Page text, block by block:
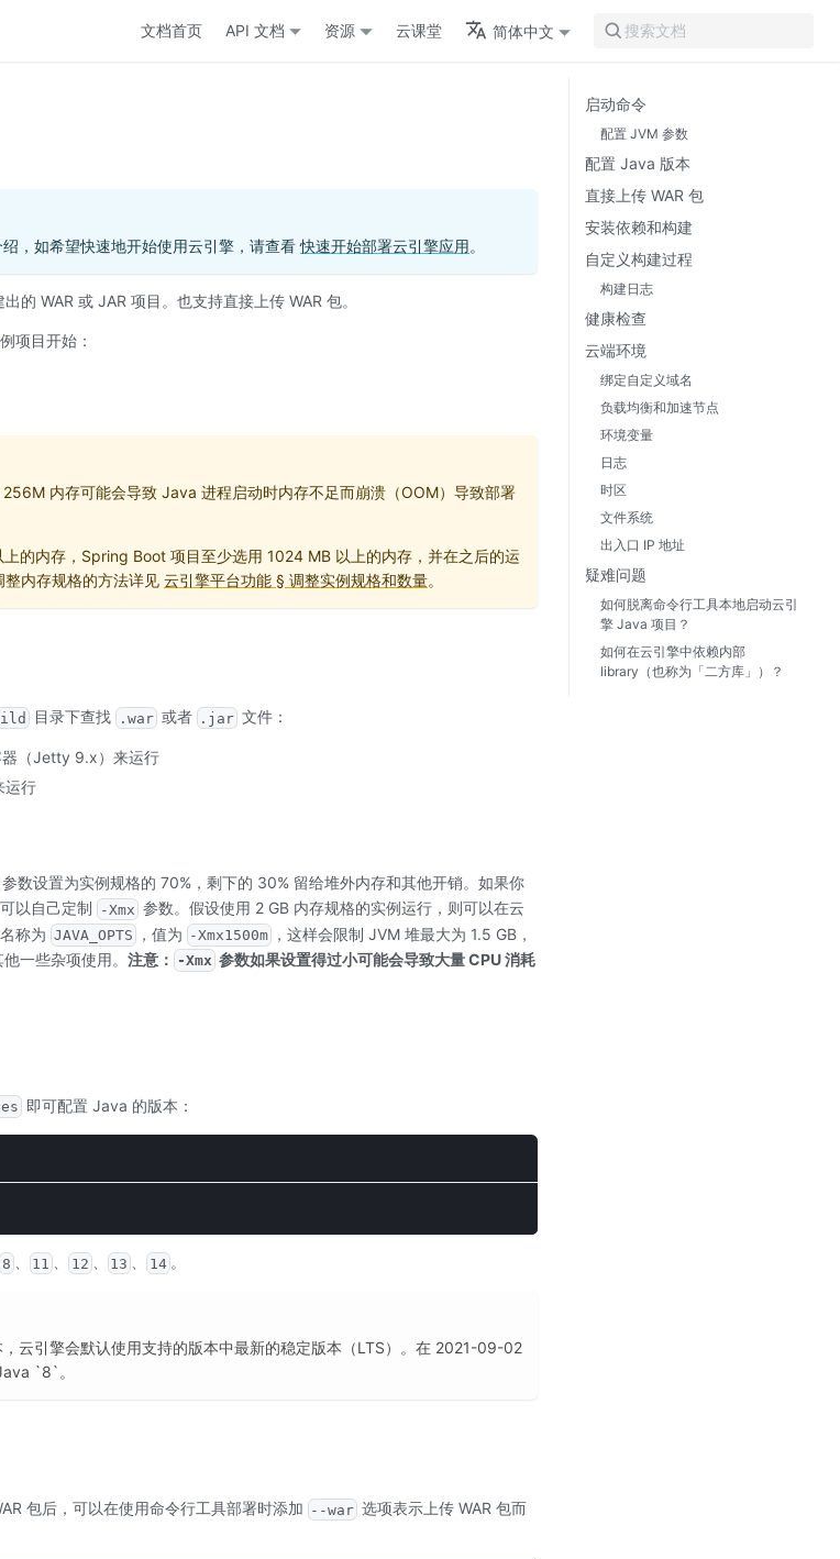
文档首页 API 文档 资源 云课堂 简体中文 搜索文档
，如希望快速地开始使用云引擎，请查看快速开始部署云引擎应用。
的 WAR 或 JAR 项目。也支持直接上传 WAR 包。
项目开始：
内存可能会导致 Java 进程启动时内存不足而崩溃（OOM）导致部署
的内存，Spring Boot 项目至少选用 1024 MB 以上的内存，并在之后的运
内存规格的方法详见 云引擎平台功能 § 调整实例规格和数量。
目录下查找 .war或者 .jar 文件：
（Jetty 9.x）来运行
运行
数设置为实例规格的 70%，剩下的 30% 留给堆外内存和其他开销。如果你
以自己定制
-Xmx 参数。假设使用 2 GB 内存规格的实例运行，则可以在云
称为 JAVA_OPTS ，值为 -Xmx1500m ，这样会限制 JVM 堆最大为 1.5 GB，
一些杂项使用。 注意： -Xmx 参数如果设置得过小可能会导致大量 CPU 消耗
即可配置 Java 的版本：
8 、 11 、 12 、 13 、 14。
云引擎会默认使用支持的版本中最新的稳定版本（LTS）。 在 2021-09-02
`8`。
包后，可以在使用命令行工具部署时添加 --war 选项表示上传 WAR 包而
启动命令
配置 JVM 参数
配置 Java 版本
直接上传 WAR 包
安装依赖和构建
自定义构建过程
构建日志
健康检查
云端环境
绑定自定义域名
负载均衡和加速节点
环境变量
日志
时区
文件系统
出入口 IP 地址
疑难问题
如何脱离命令行工具本地启动云引
擎 Java 项目？
如何在云引擎中依赖内部
library（也称为「二方库」）？